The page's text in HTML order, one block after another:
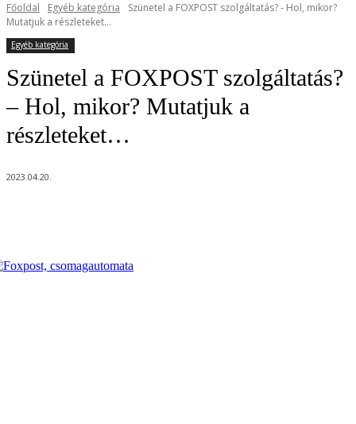
Főoldal Egyéb kategória
Szünetel a FOXPOST szolgáltatás? - Hol, mikor?
Mutatjuk a részleteket...
Egyéb kategória
Szünetel a FOXPOST szolgáltatás?
– Hol, mikor? Mutatjuk a
részleteket…
2023.04.20.